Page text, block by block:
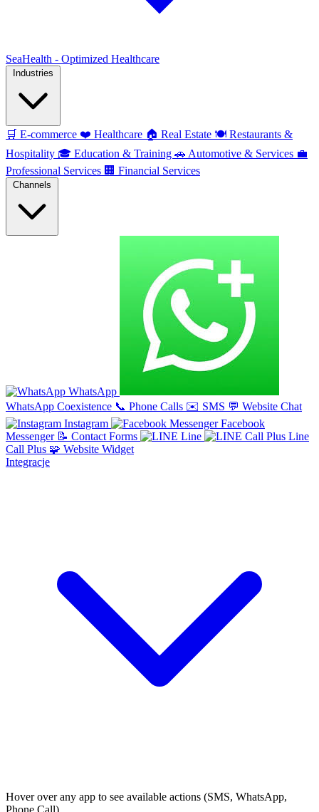
SeaHealth - Optimized Healthcare
🛒 E-commerce ❤️ Healthcare 🏠 Real Estate 🍽️ Restaurants &
Hospitality 🎓 Education & Training 🚗 Automotive & Services 💼
Professional Services 🏢 Financial Services
WhatsApp
WhatsApp Coexistence 📞 Phone Calls ✉️ SMS 💬 Website Chat
Instagram
Facebook
Messenger 📝 Contact Forms Line
Line
Call Plus 🧩 Website Widget
Integracje
Hover over any app to see available actions (SMS, WhatsApp,
Phone Call)